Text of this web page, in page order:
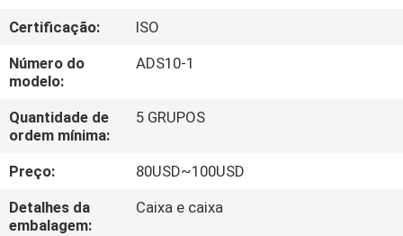
EXCURSÃO
DA
FÁBRICA
CONTROLE
DA
QUALIDADE
Certificação:
ISO
Número do
modelo:
ADS10-1
Quantidade de
ordem mínima:
5 GRUPOS
Preço:
80USD~100USD
Detalhes da
embalagem:
Caixa e caixa